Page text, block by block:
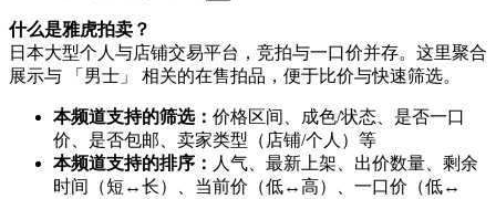
什么是雅虎拍卖？
日本大型个人与店铺交易平台，竞拍与一口价并存。这里聚合
展示与 「男士」 相关的在售拍品，便于比价与快速筛选。
本频道支持的筛选： 价格区间、成色/状态、是否一口
价、是否包邮、卖家类型（店铺/个人）等
本频道支持的排序： 人气、最新上架、出价数量、剩余
时间（短↔长）、当前价（低↔高）、一口价（低↔